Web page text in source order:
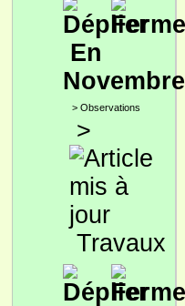
En
Novembre
> Observations
>
Travaux